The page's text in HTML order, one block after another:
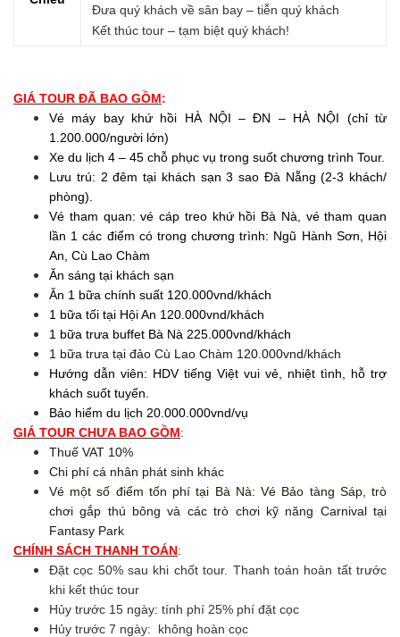
Đưa quý khách về sân bay – tiễn quý khách
Kết thúc tour – tạm biệt quý khách!
GIÁ TOUR ĐÃ BAO GỒM:
Vé máy bay khứ hồi HÀ NỘI – ĐN – HÀ NỘI (chỉ từ
1.200.000/người lớn)
Xe du lịch 4 – 45 chỗ phục vụ trong suốt chương trình Tour.
Lưu trú: 2 đêm tại khách sạn 3 sao Đà Nẵng (2-3 khách/
phòng).
Vé tham quan: vé cáp treo khứ hồi Bà Nà, vé tham quan
lần 1 các điểm có trong chương trình: Ngũ Hành Sơn, Hội
An, Cù Lao Chàm
Ăn sáng tại khách sạn
Ăn 1 bữa chính suất 120.000vnd/khách
1 bữa tối tại Hội An 120.000vnd/khách
1 bữa trưa buffet Bà Nà 225.000vnd/khách
1 bữa trưa tại đảo Cù Lao Chàm 120.000vnd/khách
Hướng dẫn viên: HDV tiếng Việt vui vẻ, nhiệt tình, hỗ trợ
khách suốt tuyến.
Bảo hiểm du lịch 20.000.000vnd/vụ
GIÁ TOUR CHƯA BAO GỒM:
Thuế VAT 10%
Chi phí cá nhân phát sinh khác
Vé một số điểm tốn phí tại Bà Nà: Vé Bảo tàng Sáp, trò
chơi gắp thú bông và các trò chơi kỹ năng Carnival tại
Fantasy Park
CHÍNH SÁCH THANH TOÁN:
Đặt cọc 50% sau khi chốt tour. Thanh toán hoàn tất trước
khi kết thúc tour
Hủy trước 15 ngày: tính phí 25% phí đặt cọc
Hủy trước 7 ngày: không hoàn cọc